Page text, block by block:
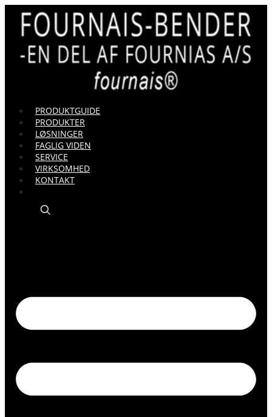
PRODUKTGUIDE
PRODUKTER
LØSNINGER
FAGLIG VIDEN
SERVICE
VIRKSOMHED
KONTAKT